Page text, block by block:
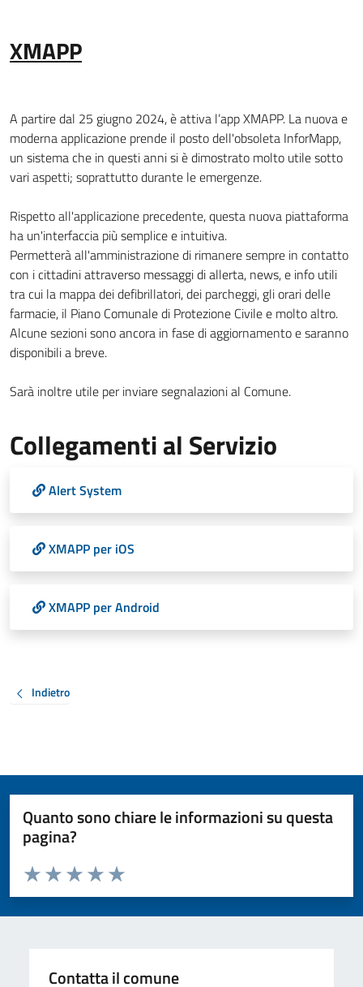
XMAPP
A partire dal 25 giugno 2024, è attiva l’app XMAPP. La nuova e
moderna applicazione prende il posto dell'obsoleta InforMapp,
un sistema che in questi anni si è dimostrato molto utile sotto
vari aspetti; soprattutto durante le emergenze.
Rispetto all'applicazione precedente, questa nuova piattaforma
ha un'interfaccia più semplice e intuitiva.
Permetterà all'amministrazione di rimanere sempre in contatto
con i cittadini attraverso messaggi di allerta, news, e info utili
tra cui la mappa dei defibrillatori, dei parcheggi, gli orari delle
farmacie, il Piano Comunale di Protezione Civile e molto altro.
Alcune sezioni sono ancora in fase di aggiornamento e saranno
disponibili a breve.
Sarà inoltre utile per inviare segnalazioni al Comune.
Collegamenti al Servizio
Alert System
XMAPP per iOS
XMAPP per Android
Indietro
Quanto sono chiare le informazioni su questa
pagina?
Valuta da 1 a 5 stelle la pagina
Valuta 5 stelle su 5
Valuta 4 stelle su 5
Valuta 3 stelle su 5
Valuta 2 stelle su 5
Valuta 1 stelle su 5
Contatta il comune